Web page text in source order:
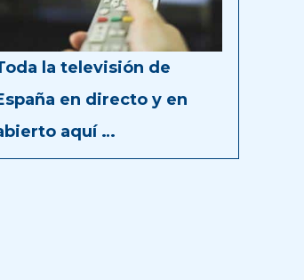
la televisión de
en directo y en
aquí …